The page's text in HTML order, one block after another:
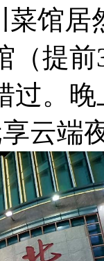
馆居
（提
过。
云端